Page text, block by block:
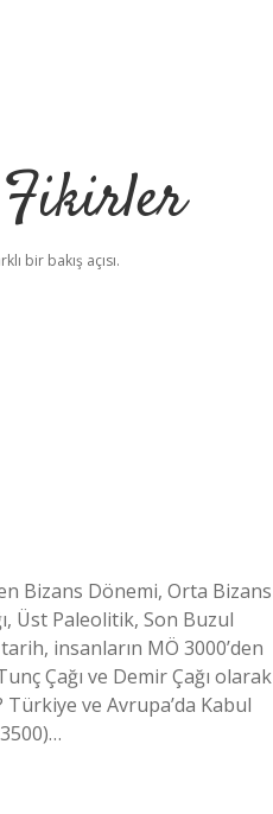
bir bakış açısı.
Bizans Dönemi, Orta Bizans
Üst Paleolitik, Son Buzul
insanların MÖ 3000’den
Çağı ve Demir Çağı olarak
Türkiye ve Avrupa’da Kabul